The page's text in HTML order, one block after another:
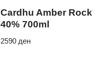
Cardhu Amber Rock
40% 700ml
2590 ден